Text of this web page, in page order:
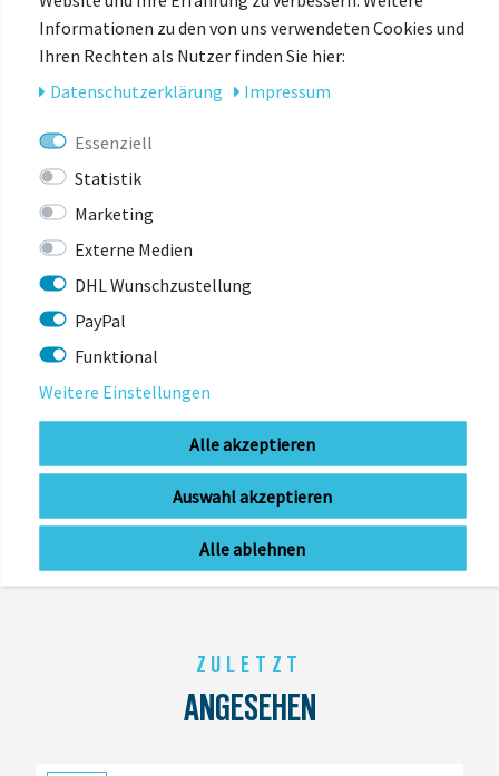
crankbrothers Mallet Lace Schuhe
sofort lieferbar (1-3Werktage)
UVP 149,99 €
ZULETZT
ANGESEHEN
Informationen zu den von uns verwendeten Cookies und
Ihren Rechten als Nutzer finden Sie hier:
Daten­schutz­erklärung
Impressum
Essenziell
Statistik
Marketing
Externe Medien
DHL Wunschzustellung
PayPal
Funktional
Weitere Einstellungen
Alle akzeptieren
Auswahl akzeptieren
Alle ablehnen